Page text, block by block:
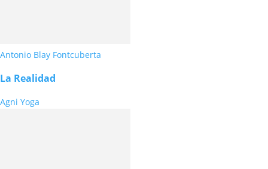
Antonio Blay Fontcuberta
La Realidad
Agni Yoga